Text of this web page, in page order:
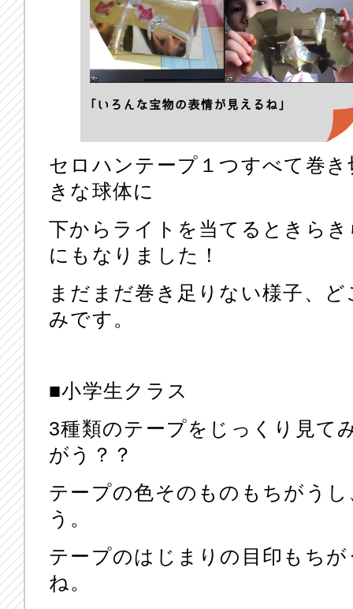
セロハンテープ１つすべて巻
きな球体に
下からライトを当てるときら
にもなりました！
まだまだ巻き足りない様子、
みです。
■小学生クラス
3種類のテープをじっくり見て
がう？？
テープの色そのものもちがう
う。
テープのはじまりの目印もち
ね。